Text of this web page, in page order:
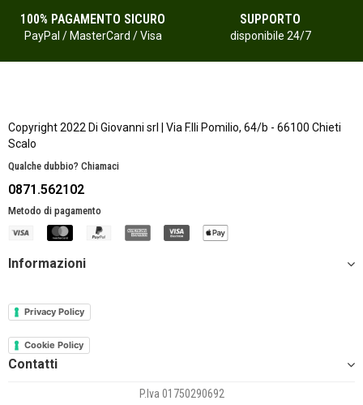
100% PAGAMENTO SICURO
PayPal / MasterCard / Visa
SUPPORTO
disponibile 24/7
Copyright 2022 Di Giovanni srl | Via F.lli Pomilio, 64/b - 66100 Chieti
Scalo
Qualche dubbio? Chiamaci
0871.562102
Metodo di pagamento
Informazioni
Privacy Policy
Cookie Policy
Contatti
P.Iva 01750290692